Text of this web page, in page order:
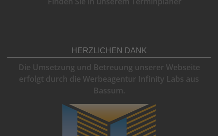
HERZLICHEN DANK
Die Umsetzung und Betreuung unserer Webseite
erfolgt durch die Werbeagentur Infinity Labs aus
Bassum.